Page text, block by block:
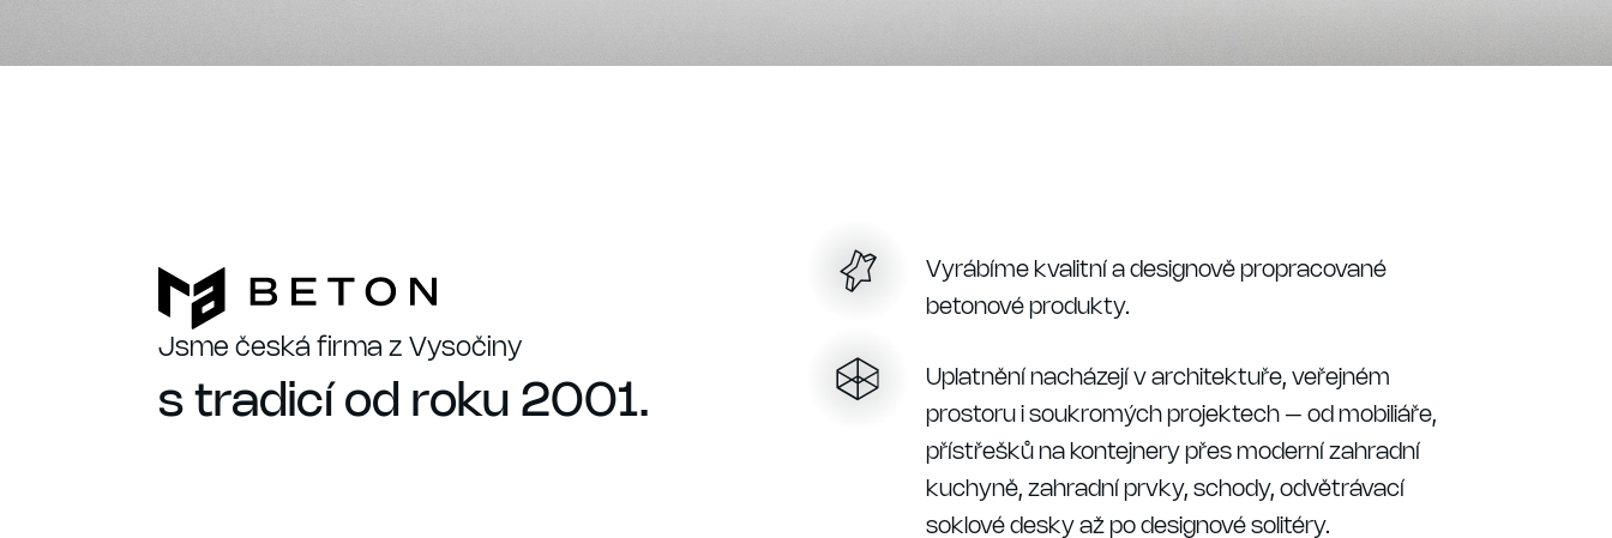
Jsme česká firma z Vysočiny
s tradicí od roku 2001.
Vyrábíme kvalitní a designově propracované
betonové produkty.
Uplatnění nacházejí v architektuře, veřejném
prostoru i soukromých projektech – od mobiliáře,
přístřešků na kontejnery přes moderní zahradní
kuchyně, zahradní prvky, schody, odvětrávací
soklové desky až po designové solitéry.